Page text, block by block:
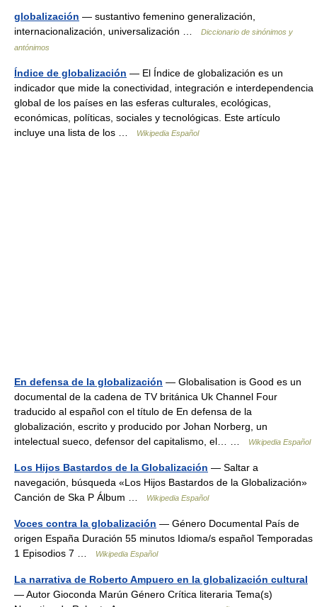
globalización — sustantivo femenino generalización,
internacionalización, universalización …
Diccionario de sinónimos y
antónimos
Índice de globalización — El Índice de globalización es un
indicador que mide la conectividad, integración e interdependencia
global de los países en las esferas culturales, ecológicas,
económicas, políticas, sociales y tecnológicas. Este artículo
incluye una lista de los …
Wikipedia Español
En defensa de la globalización — Globalisation is Good es un
documental de la cadena de TV británica Uk Channel Four
traducido al español con el título de En defensa de la
globalización, escrito y producido por Johan Norberg, un
intelectual sueco, defensor del capitalismo, el… …
Wikipedia Español
Los Hijos Bastardos de la Globalización — Saltar a
navegación, búsqueda «Los Hijos Bastardos de la Globalización»
Canción de Ska P Álbum …
Wikipedia Español
Voces contra la globalización — Género Documental País de
origen España Duración 55 minutos Idioma/s español Temporadas
1 Episodios 7 …
Wikipedia Español
La narrativa de Roberto Ampuero en la globalización cultural
— Autor Gioconda Marún Género Crítica literaria Tema(s)